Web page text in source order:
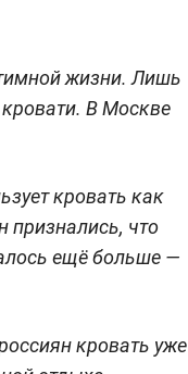
жизни. Лишь
В Москве
кровать как
признались, что
ещё больше —
кровать уже